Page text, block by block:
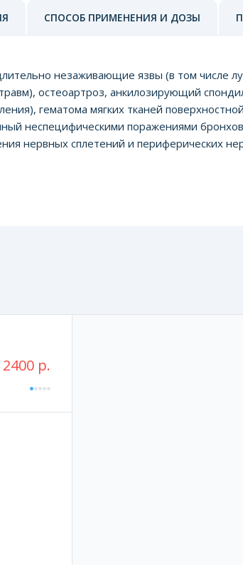
СПОСОБ ПРИМЕНЕНИЯ И ДОЗЫ
незаживающие язвы (в том числе
остеоартроз, анкилозирующий
гематома мягких тканей
неспецифическими поражениями
нервных сплетений и периферических
2400 р.